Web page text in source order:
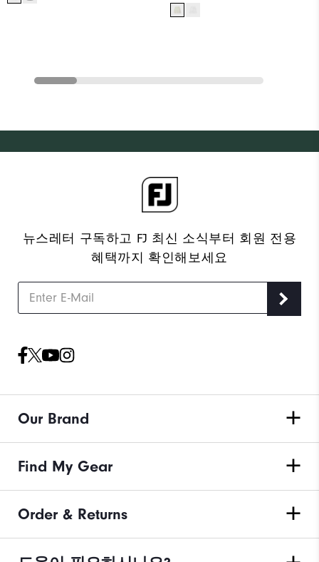
뉴스레터 구독하고 FJ 최신 소식부터 회원 전용
혜택까지 확인해보세요
Our Brand
Find My Gear
Order & Returns